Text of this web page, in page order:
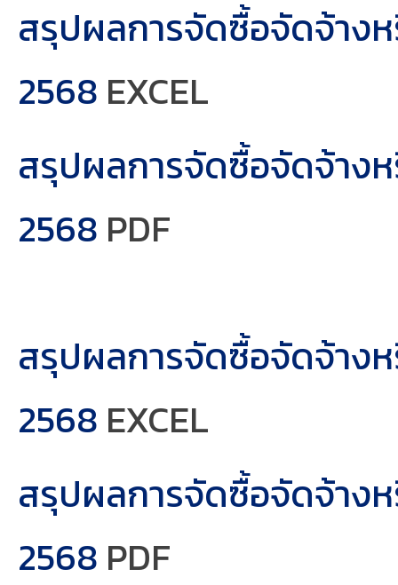
สรุปผลการจัดซื้อจัดจ้าง
2568 EXCEL
สรุปผลการจัดซื้อจัดจ้าง
2568 PDF
สรุปผลการจัดซื้อจัดจ้าง
2568 EXCEL
สรุปผลการจัดซื้อจัดจ้าง
2568 PDF